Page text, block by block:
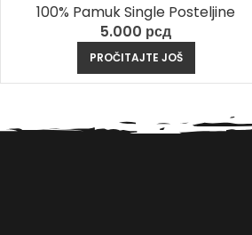
100% Pamuk Single Posteljine
5.000 рсд
PROČITAJTE JOŠ